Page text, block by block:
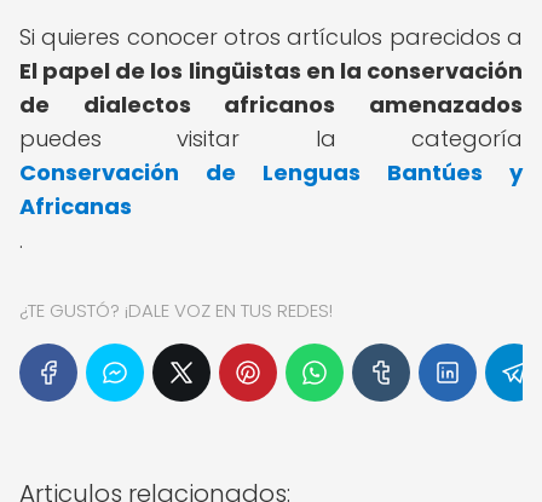
Si quieres conocer otros artículos parecidos a
El papel de los lingüistas en la conservación
de dialectos africanos amenazados
puedes visitar la categoría
Conservación de Lenguas Bantúes y
Africanas
.
¿TE GUSTÓ? ¡DALE VOZ EN TUS REDES!
Articulos relacionados: